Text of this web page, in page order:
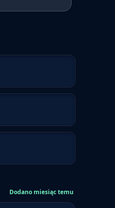
Dodano miesiąc temu